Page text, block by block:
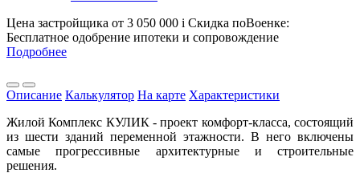
Цена застройщика от 3 050 000 i Скидка поВоенке:
Бесплатное одобрение ипотеки и сопровождение
Подробнее
Описание Калькулятор На карте Характеристики
Жилой Комплекс КУЛИК - проект комфорт-класса, состоящий
из шести зданий переменной этажности. В него включены
самые прогрессивные архитектурные и строительные
решения.